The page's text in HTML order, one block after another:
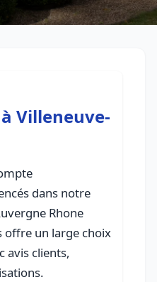
Villeneuve-
dans notre
Rhone
offre un large choix
avis clients,